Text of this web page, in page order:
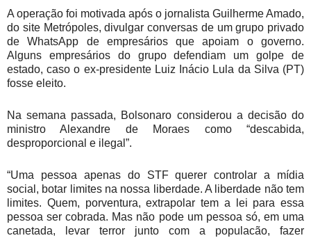
A operação foi motivada após o jornalista Guilherme Amado,
do site Metrópoles, divulgar conversas de um grupo privado
de WhatsApp de empresários que apoiam o governo.
Alguns empresários do grupo defendiam um golpe de
estado, caso o ex-presidente Luiz Inácio Lula da Silva (PT)
fosse eleito.
Na semana passada, Bolsonaro considerou a decisão do
ministro Alexandre de Moraes como “descabida,
desproporcional e ilegal”.
“Uma pessoa apenas do STF querer controlar a mídia
social, botar limites na nossa liberdade. A liberdade não tem
limites. Quem, porventura, extrapolar tem a lei para essa
pessoa ser cobrada. Mas não pode um pessoa só, em uma
canetada, levar terror junto com a populacão, fazer